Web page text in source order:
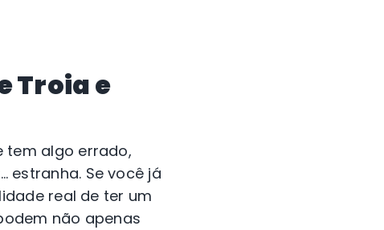
Troia e
tem algo errado,
estranha. Se você já
real de ter um
não apenas